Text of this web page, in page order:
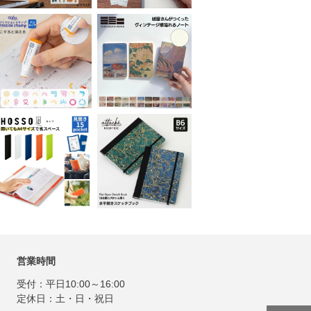
営業時間
受付：平日10:00～16:00
定休日：土・日・祝日